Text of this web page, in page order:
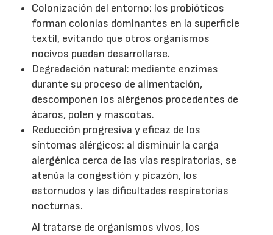
Colonización del entorno: los probióticos
forman colonias dominantes en la superficie
textil, evitando que otros organismos
nocivos puedan desarrollarse.
Degradación natural: mediante enzimas
durante su proceso de alimentación,
descomponen los alérgenos procedentes de
ácaros, polen y mascotas.
Reducción progresiva y eficaz de los
síntomas alérgicos: al disminuir la carga
alergénica cerca de las vías respiratorias, se
atenúa la congestión y picazón, los
estornudos y las dificultades respiratorias
nocturnas.
Al tratarse de organismos vivos, los